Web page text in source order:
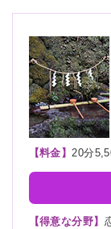
【料金】20分
【得意な分野】